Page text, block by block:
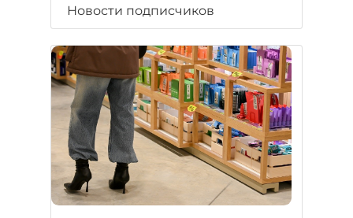
Новости подписчиков